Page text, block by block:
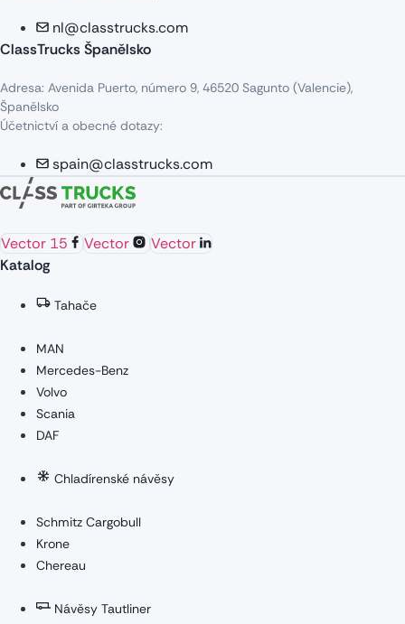
nl@classtrucks.com
ClassTrucks Španělsko
Adresa: Avenida Puerto, número 9, 46520 Sagunto (Valencie),
Španělsko
Účetnictví a obecné dotazy:
spain@classtrucks.com
Vector 15 Vector
Vector
Katalog
Tahače
MAN
Mercedes-Benz
Volvo
Scania
DAF
Chladírenské návěsy
Schmitz Cargobull
Krone
Chereau
Návěsy Tautliner